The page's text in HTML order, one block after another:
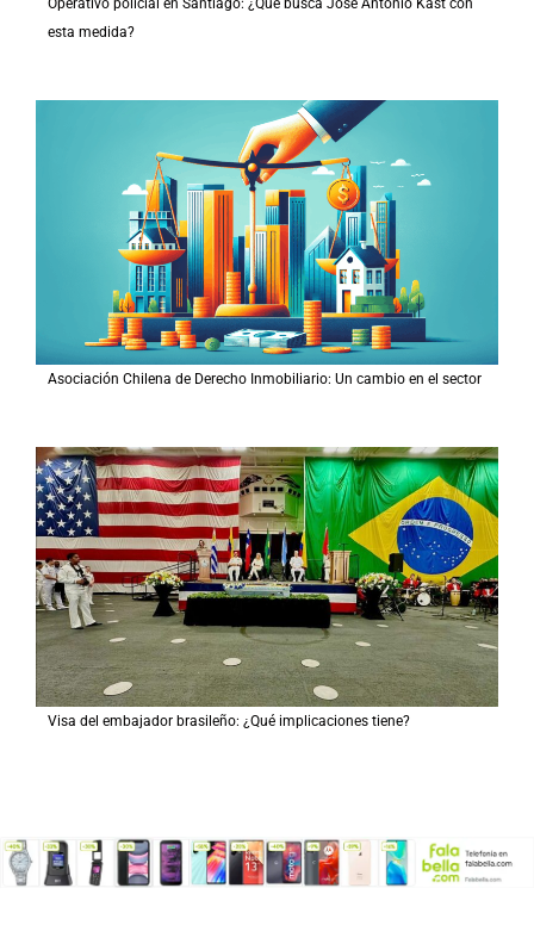
Operativo policial en Santiago: ¿Qué busca José Antonio Kast con
esta medida?
Asociación Chilena de Derecho Inmobiliario: Un cambio en el sector
Visa del embajador brasileño: ¿Qué implicaciones tiene?